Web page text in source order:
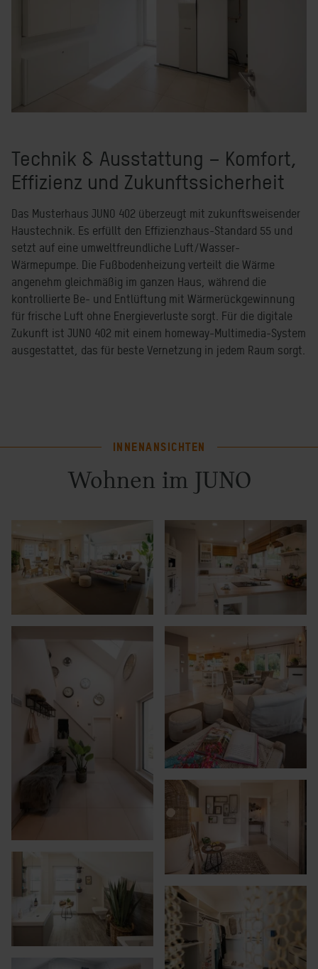
Technik & Ausstattung – Komfort,
Effizienz und Zukunftssicherheit
Das Musterhaus JUNO 402 überzeugt mit zukunftsweisender
Haustechnik. Es erfüllt den Effizienzhaus-Standard 55 und
setzt auf eine umweltfreundliche Luft/Wasser-
Wärmepumpe. Die Fußbodenheizung verteilt die Wärme
angenehm gleichmäßig im ganzen Haus, während die
kontrollierte Be- und Entlüftung mit Wärmerückgewinnung
für frische Luft ohne Energieverluste sorgt. Für die digitale
Zukunft ist JUNO 402 mit einem homeway-Multimedia-System
ausgestattet, das für beste Vernetzung in jedem Raum sorgt.
INNENANSICHTEN
Wohnen im JUNO